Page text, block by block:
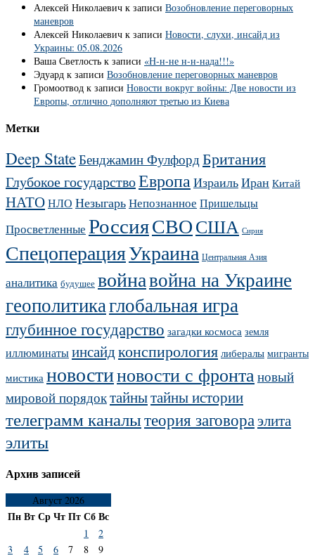
Алексей Николаевич к записи Возобновление переговорных
маневров
Алексей Николаевич к записи Новости, слухи, инсайд из
Украины: 05.08.2026
Ваша Светлость к записи «Н-н-не н-н-нада!!!»
Эдуард к записи Возобновление переговорных маневров
Громоотвод к записи Новости вокруг войны: Две новости из
Европы, отлично дополняют третью из Киева
Метки
Deep StateБенджамин ФулфордБритания
Глубокое государствоЕвропаИзраильИран Китай
НАТОНЛО НезыгарьНепознанное Пришельцы
Просветленные РоссияСВОСША Сирия
СпецоперацияУкраина Центральная Азия
аналитика будущее войнавойна на Украине
геополитикаглобальная игра
глубинное государство загадки космоса земля
иллюминатыинсайдконспирология либералы мигранты
мистика новостиновости с фронтановый
мировой порядоктайнытайны истории
телеграмм каналытеория заговораэлита
элиты
Архив записей
Август 2026
ПнВтСрЧтПтСбВс
1
2
3
4 5 6 7 8
9